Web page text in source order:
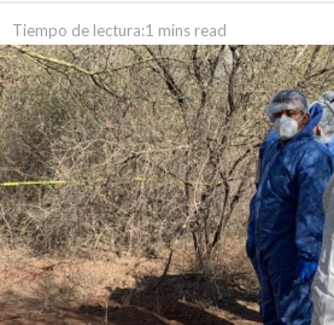
Tiempo de lectura:1 mins read